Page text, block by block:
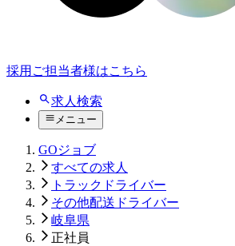
採用ご担当者様はこちら
求人検索
メニュー
GOジョブ
すべての求人
トラックドライバー
その他配送ドライバー
岐阜県
正社員